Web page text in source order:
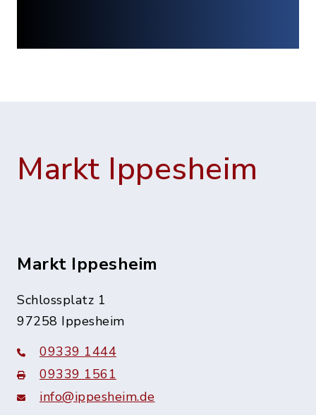
Markt Ippesheim
Markt Ippesheim
Schlossplatz 1
97258 Ippesheim
09339 1444
09339 1561
info@ippesheim.de